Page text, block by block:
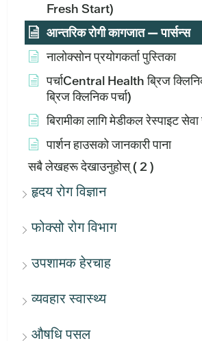
Fresh Start)
आन्तरिक रोगी कागजात — पार्सन्स
नालोक्सोन प्रयोगकर्ता पुस्तिका
पर्चाCentral Health ब्रिज
ब्रिज क्लिनिक पर्चा)
बिरामीका लागि मेडीकल रेस्पाइट
पार्शन हाउसको जानकारी पाना
सबै लेखहरू देखाउनुहोस्( 2 )
हृदय रोग विज्ञान
फोक्सो रोग विभाग
उपशामक हेरचाह
व्यवहार स्वास्थ्य
औषधि पसल